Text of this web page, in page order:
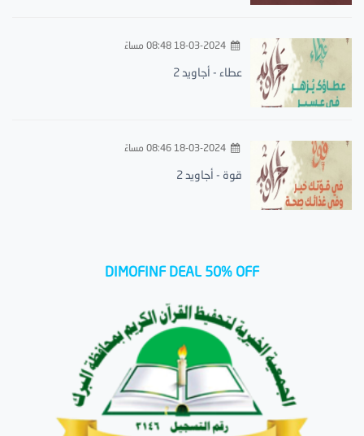
18-03-2024 08:48 مساءً
عطاء - أجاويد 2
18-03-2024 08:46 مساءً
قوة - أجاويد 2
DIMOFINF DEAL 50% OFF